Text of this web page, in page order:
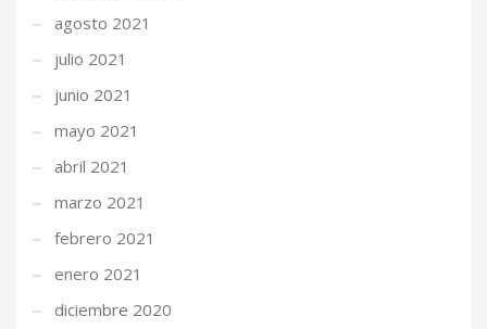
agosto 2021
julio 2021
junio 2021
mayo 2021
abril 2021
marzo 2021
febrero 2021
enero 2021
diciembre 2020